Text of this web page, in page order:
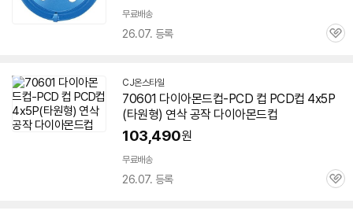
무료배송
26.07. 등록
관
CJ온스타일
70601 다이아몬드컵-PCD 컵 PCD컵 4x5P
(타원형) 연삭 공작 다이아몬드컵
103,490원
무료배송
26.07. 등록
관